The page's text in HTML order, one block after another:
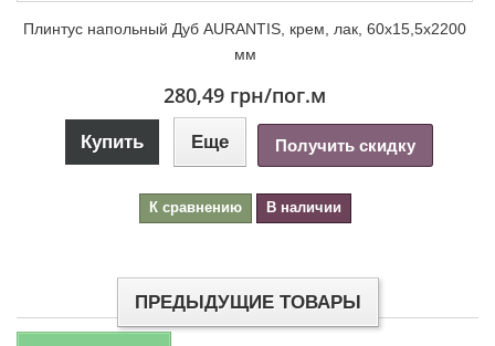
ПРЕДЫДУЩИЕ ТОВАРЫ
Плинтус напольный Дуб AURANTIS, крем, лак, 60х15,5х2200
мм
280,49 грн/пог.м
Купить Еще Получить скидку
К сравнению В наличии